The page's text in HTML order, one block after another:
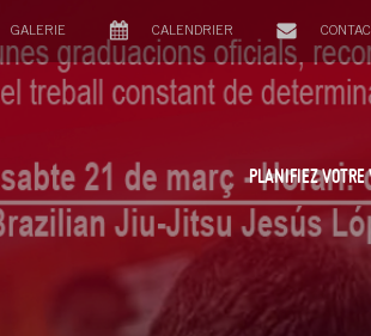
GALERIE CALENDRIER
PLANIFIEZ VOTRE